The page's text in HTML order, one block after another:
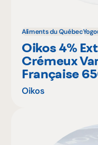
Aliments du Québec
Oikos 4%
Crémeux
Française
Oikos